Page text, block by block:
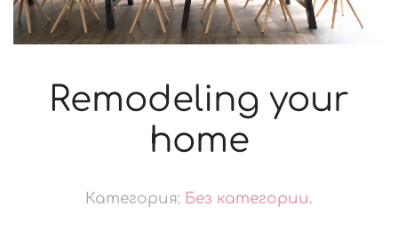
Remodeling your
home
Категория: Без категории.